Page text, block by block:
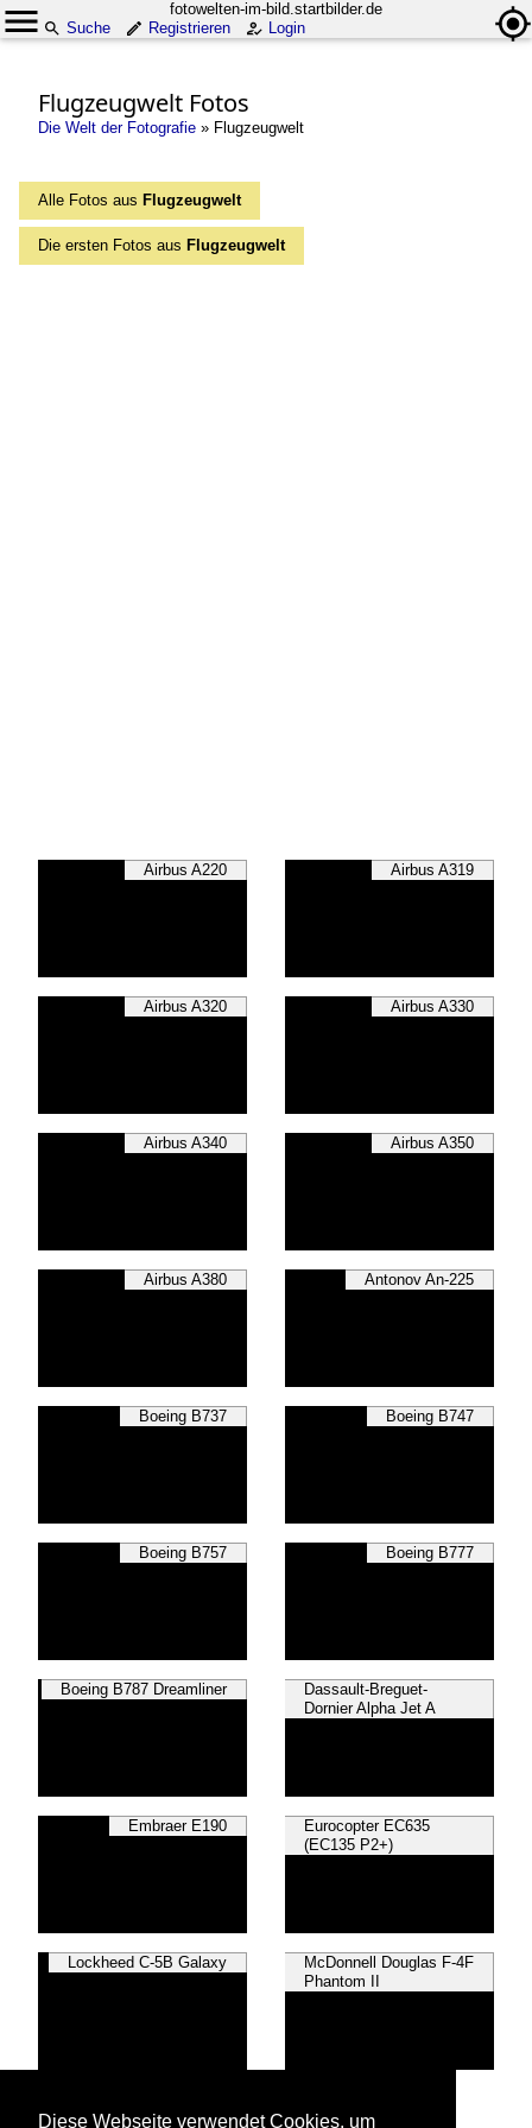
fotowelten-im-bild.startbilder.de
Suche
Registrieren Login
Flugzeugwelt Fotos
Die Welt der Fotografie » Flugzeugwelt
Alle Fotos aus Flugzeugwelt
Die ersten Fotos aus Flugzeugwelt
Airbus A220 Airbus A319
Airbus A320 Airbus A330
Airbus A340 Airbus A350
Airbus A380 Antonov An-225
Boeing B737 Boeing B747
Boeing B757 Boeing B777
Boeing B787 Dreamliner
Dassault-Breguet-
Dornier Alpha Jet A
Embraer E190
Eurocopter EC635
(EC135 P2+)
Lockheed C-5B Galaxy
McDonnell Douglas F-4F
Phantom II
11
Diese Webseite verwendet Cookies, um